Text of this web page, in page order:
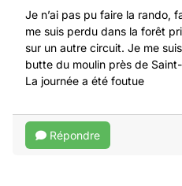
Je n’ai pas pu faire la rando,
me suis perdu dans la forêt
sur un autre circuit. Je me
butte du moulin près de
La journée a été foutue
Répondre